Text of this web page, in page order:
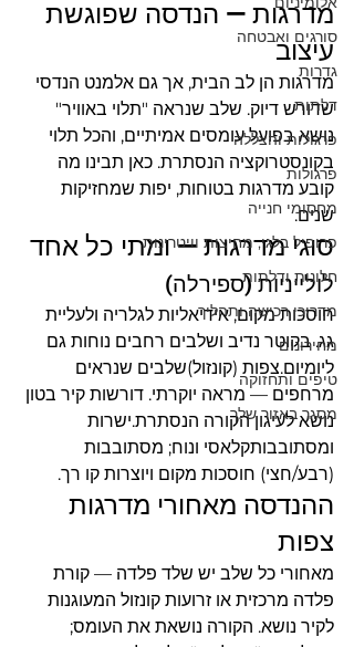
סורגים ואבטחה
גדרות
דלתות
פרגולות והצללה
פרגולות
מחסומי חנייה
פרופיל בלגי, מחיצות וויטרינות
חלונות ודלתות
מדריכי רכישה ותהליך
מחירונים
טיפים ותחזוקה
מסגר באזור שלך
מדרגות — הנדסה שפוגשת
עיצוב
מדרגות הן לב הבית, אך גם אלמנט הנדסי
שדורש דיוק. שלב שנראה "תלוי באוויר"
נושא בפועל עומסים אמיתיים, והכל תלוי
בקונסטרוקציה הנסתרת. כאן תבינו מה
קובע מדרגות בטוחות, יפות שמחזיקות
שנים.
סוגי מדרגות — ומתי כל אחד
לולייניות (ספירלה)
חוסכות מקום, אידיאליות לגלריה ולעליית
גג. בקוטר נדיב ושלבים רחבים נוחות גם
ליומיום.צפות (קונזול)שלבים שנראים
מרחפים — מראה יוקרתי. דורשות קיר בטון
נושא לעיגון הקורה הנסתרת.ישרות
ומסתובבותקלאסי ונוח; מסתובבות
(רבע/חצי) חוסכות מקום ויוצרות קו רך.
ההנדסה מאחורי מדרגות
צפות
מאחורי כל שלב יש שלד פלדה — קורת
פלדה מרכזית או זרועות קונזול המעוגנות
לקיר נושא. הקורה נושאת את העומס;